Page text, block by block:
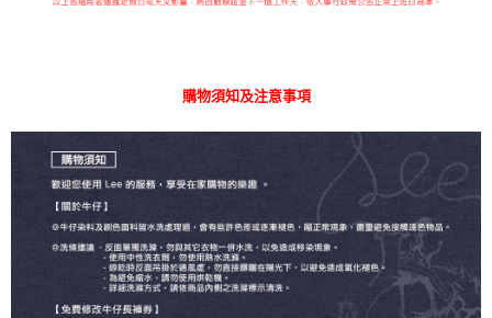
購物須知及注意事項